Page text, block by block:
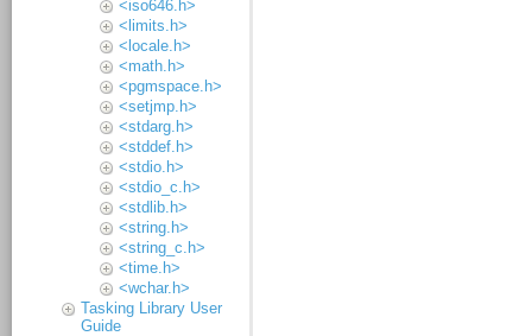
<iso646.h>
<limits.h>
<locale.h>
<math.h>
<pgmspace.h>
<setjmp.h>
<stdarg.h>
<stddef.h>
<stdio.h>
<stdio_c.h>
<stdlib.h>
<string.h>
<string_c.h>
<time.h>
<wchar.h>
Tasking Library User
Guide